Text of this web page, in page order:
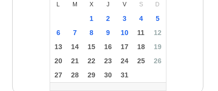
L M X J V S D
1 2 3 4
5
6
7 8 9 10 11
12
13
14 15 16 17 18
19
20
21 22 23 24 25
26
27
28 29 30 31